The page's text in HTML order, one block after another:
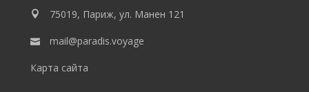
75019, Париж, ул. Манен 121
mail@paradis.voyage
Карта сайта